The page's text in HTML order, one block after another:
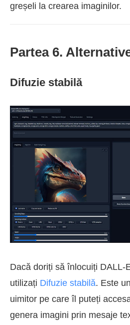
greșeli la crearea imaginilor.
Partea 6.
Difuzie stabilă
Dacă doriți să înlocuiți DALL-
utilizați Difuzie stabilă. Este
uimitor pe care îl puteți
genera imagini prin mesaje